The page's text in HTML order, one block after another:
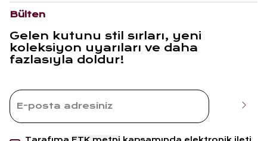
Bülten
Gelen kutunu stil sırları, yeni
koleksiyon uyarıları ve daha
fazlasıyla doldur!